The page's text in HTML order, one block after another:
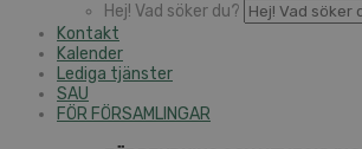
Hej! Vad söker du?
Kontakt
Kalender
Lediga tjänster
SAU
FÖR FÖRSAMLINGAR